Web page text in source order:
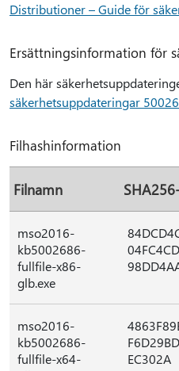
Distributioner – Guide för
Ersättningsinformation för
Den här
säkerhetsuppdateringar
Filhashinformation
Filnamn
mso2016-
kb5002686-
fullfile-x86-
glb.exe
mso2016-
kb5002686-
fullfile-x64-
EC302A